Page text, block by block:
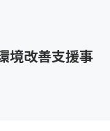
境改善支援事